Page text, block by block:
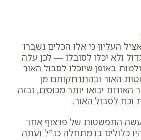
העליון כי אלו הכלים נשברו
ולא יכלו לסובלו — לכן עלה
באופן שיוכלו לסבול האור
האור ובהתרחקותם מן
יבואו יותר מכוסים, ובזה
וכח לסבול האור.
התפשטות של פרצוף אחד
כלולים בו מתחלה כנ”ל ועתה